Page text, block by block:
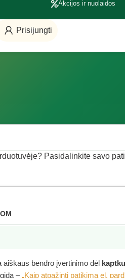
Akcijos ir nuolaidos
Prisijungti
Pasidalinkite savo
aiškaus bendro įvertinimo dėl
–„Kaip atpažinti patikimą el.